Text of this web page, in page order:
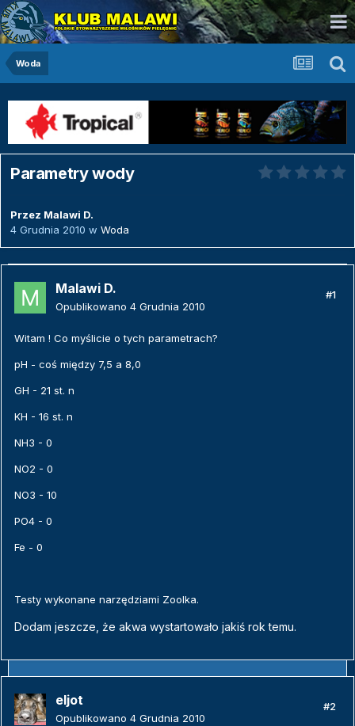
Woda
Parametry wody
Przez Malawi D.
4 Grudnia 2010 w Woda
Malawi D.
Opublikowano 4 Grudnia 2010
#1
Witam ! Co myślicie o tych parametrach?
pH - coś między 7,5 a 8,0
GH - 21 st. n
KH - 16 st. n
NH3 - 0
NO2 - 0
NO3 - 10
PO4 - 0
Fe - 0
Testy wykonane narzędziami Zoolka.
Dodam jeszcze, że akwa wystartowało jakiś rok temu.
eljot
Opublikowano 4 Grudnia 2010
#2